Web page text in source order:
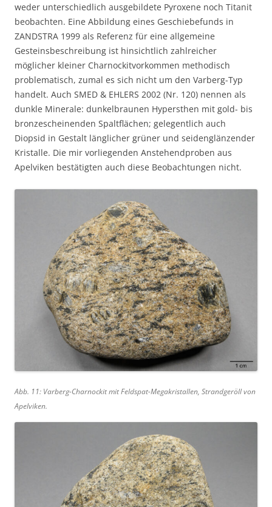
weder unterschiedlich ausgebildete Pyroxene noch Titanit
beobachten. Eine Abbildung eines Geschiebefunds in
ZANDSTRA 1999 als Referenz für eine allgemeine
Gesteinsbeschreibung ist hinsichtlich zahlreicher
möglicher kleiner Charnockitvorkommen methodisch
problematisch, zumal es sich nicht um den Varberg-Typ
handelt. Auch SMED & EHLERS 2002 (Nr. 120) nennen als
dunkle Minerale: dunkelbraunen Hypersthen mit gold- bis
bronzescheinenden Spaltflächen; gelegentlich auch
Diopsid in Gestalt länglicher grüner und seidenglänzender
Kristalle. Die mir vorliegenden Anstehendproben aus
Apelviken bestätigten auch diese Beobachtungen nicht.
Abb. 11: Varberg-Charnockit mit Feldspat-Megakristallen, Strandgeröll von
Apelviken.